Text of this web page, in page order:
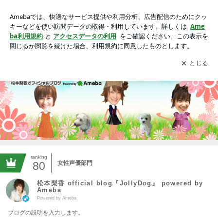
アプリをダウンロードして ブログの更新通知
を受け取りまし
ょう。
開く
ranking
80 女性声優部門
松本梨香 official blog『JollyDog』 powered by
Ameba
Powered by Ameba
ブログの説明を入力します。